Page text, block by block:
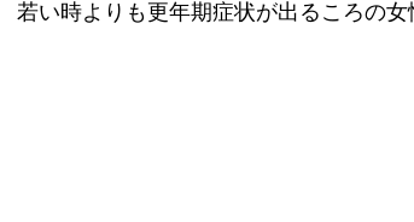
若い時よりも更年期症状が出るころの女